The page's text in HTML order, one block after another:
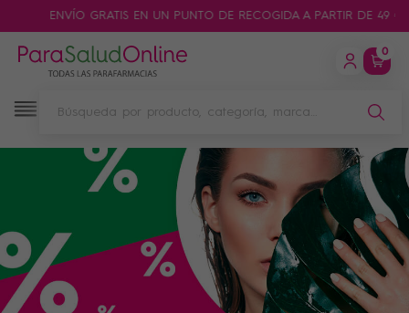
ENVÍO GRATIS EN UN PUNTO DE RECOGIDA A PARTIR DE 49 € DE
0
Filtro